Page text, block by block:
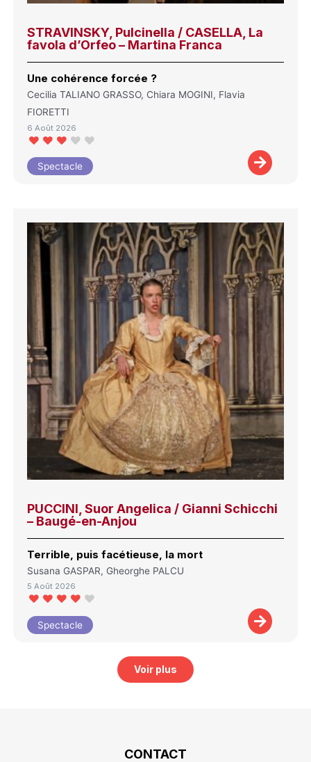
STRAVINSKY, Pulcinella / CASELLA, La
favola d’Orfeo – Martina Franca
Une cohérence forcée ?
Cecilia TALIANO GRASSO, Chiara MOGINI, Flavia
FIORETTI
6 Août 2026
Spectacle
PUCCINI, Suor Angelica / Gianni Schicchi
– Baugé-en-Anjou
Terrible, puis facétieuse, la mort
Susana GASPAR, Gheorghe PALCU
5 Août 2026
Spectacle
Voir plus
CONTACT